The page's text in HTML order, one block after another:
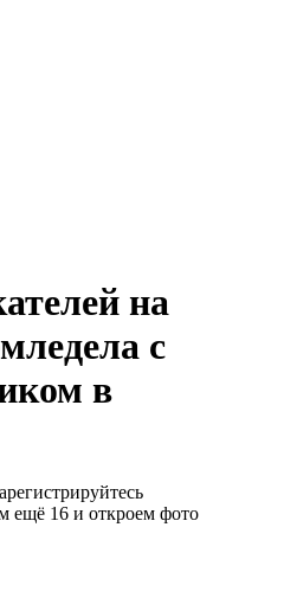
на
с
в
ещё 16 и откроем фото